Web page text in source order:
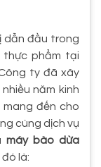
dẫn đầu trong
phẩm tại
ty đã xây
năm kinh
mang đến cho
cùng dịch vụ
máy bào dừa
là: